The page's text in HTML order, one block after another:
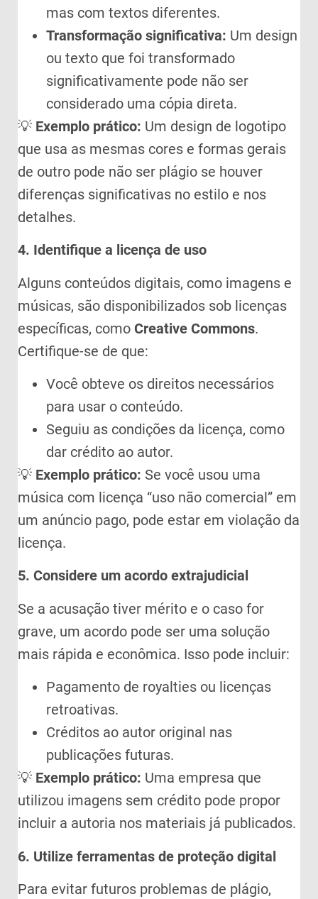
mas com textos diferentes.
Transformação significativa: Um design
ou texto que foi transformado
significativamente pode não ser
considerado uma cópia direta.
💡 Exemplo prático: Um design de logotipo
que usa as mesmas cores e formas gerais
de outro pode não ser plágio se houver
diferenças significativas no estilo e nos
detalhes.
4. Identifique a licença de uso
Alguns conteúdos digitais, como imagens e
músicas, são disponibilizados sob licenças
específicas, como Creative Commons.
Certifique-se de que:
Você obteve os direitos necessários
para usar o conteúdo.
Seguiu as condições da licença, como
dar crédito ao autor.
💡 Exemplo prático: Se você usou uma
música com licença “uso não comercial” em
um anúncio pago, pode estar em violação da
licença.
5. Considere um acordo extrajudicial
Se a acusação tiver mérito e o caso for
grave, um acordo pode ser uma solução
mais rápida e econômica. Isso pode incluir:
Pagamento de royalties ou licenças
retroativas.
Créditos ao autor original nas
publicações futuras.
💡 Exemplo prático: Uma empresa que
utilizou imagens sem crédito pode propor
incluir a autoria nos materiais já publicados.
6. Utilize ferramentas de proteção digital
Para evitar futuros problemas de plágio,